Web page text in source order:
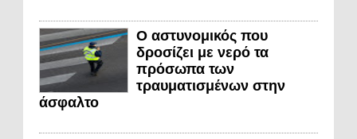
Ο αστυνομικός που
δροσίζει με νερό τα
πρόσωπα των
τραυματισμένων στην
άσφαλτο